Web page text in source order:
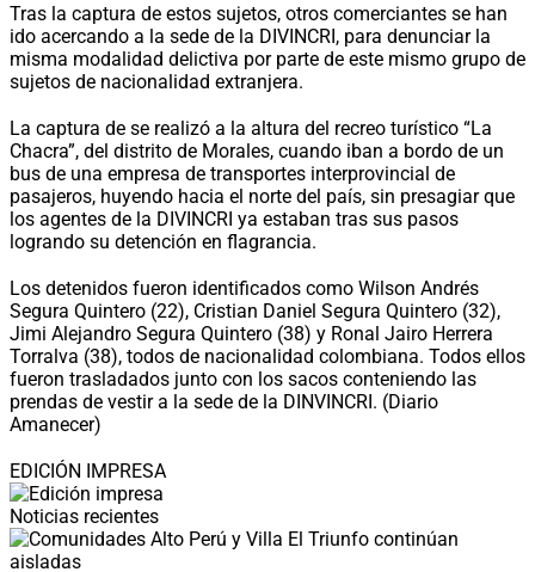
Tras la captura de estos sujetos, otros comerciantes se han
ido acercando a la sede de la DIVINCRI, para denunciar la
misma modalidad delictiva por parte de este mismo grupo de
sujetos de nacionalidad extranjera.
La captura de se realizó a la altura del recreo turístico “La
Chacra”, del distrito de Morales, cuando iban a bordo de un
bus de una empresa de transportes interprovincial de
pasajeros, huyendo hacia el norte del país, sin presagiar que
los agentes de la DIVINCRI ya estaban tras sus pasos
logrando su detención en flagrancia.
Los detenidos fueron identificados como Wilson Andrés
Segura Quintero (22), Cristian Daniel Segura Quintero (32),
Jimi Alejandro Segura Quintero (38) y Ronal Jairo Herrera
Torralva (38), todos de nacionalidad colombiana. Todos ellos
fueron trasladados junto con los sacos conteniendo las
prendas de vestir a la sede de la DINVINCRI. (Diario
Amanecer)
EDICIÓN IMPRESA
Noticias recientes